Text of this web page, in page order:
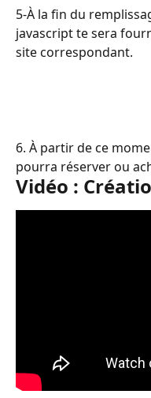
5-À la fin du
javascript te sera
site correspondant.
6. À partir de ce
pourra réserver ou
Vidéo :